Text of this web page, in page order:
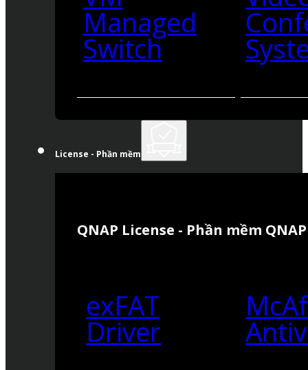
Managed
Switch
License - Phần mềm
QNAP License - Phần mềm QNAP
exFAT
Driver